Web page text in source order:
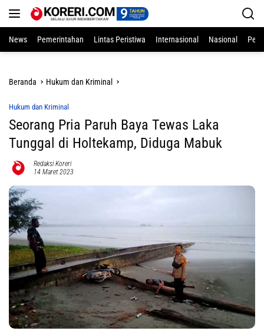
News
Pemerintahan Lintas Peristiwa Internasional Nasional
Beranda Hukum dan Kriminal
Hukum dan Kriminal
Seorang Pria Paruh Baya Tewas Laka
Tunggal di Holtekamp, Diduga Mabuk
Redaksi Koreri
14 Maret 2023